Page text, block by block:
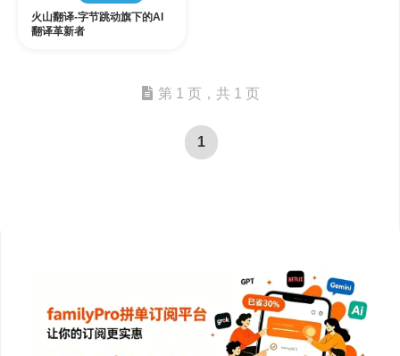
火山翻译-字节跳动旗下的AI
翻译革新者
第 1 页，共 1 页
1